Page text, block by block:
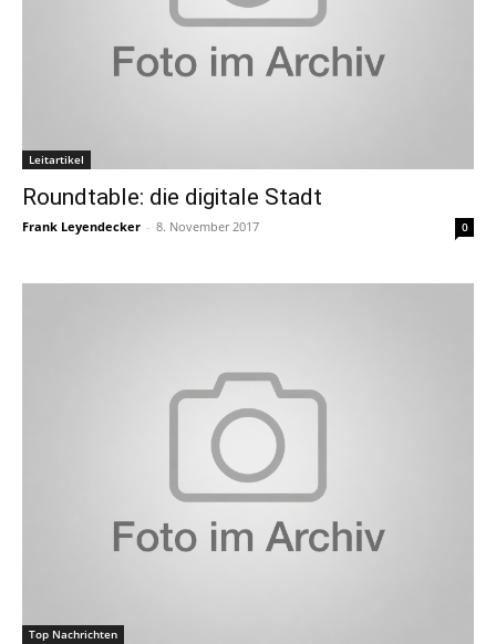
Leitartikel
Roundtable: die digitale Stadt
Frank Leyendecker - 8. November 2017 0
Top Nachrichten